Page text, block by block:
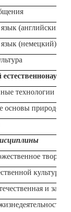
(английский)
(немецкий)
технологии
основы
культуры
и